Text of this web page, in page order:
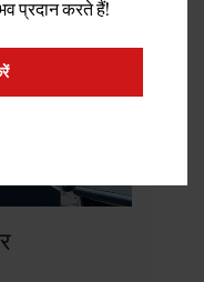
प्रदान करते हैं!